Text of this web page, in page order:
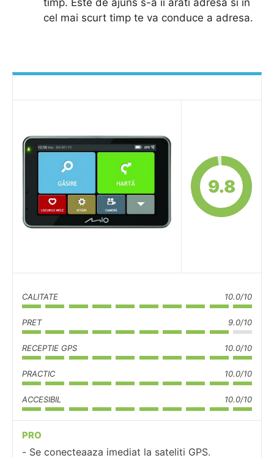
cel mai scurt timp te va conduce a adresa.
9.8
CALITATE 10.0/10
PRET 9.0/10
RECEPTIE GPS 10.0/10
PRACTIC 10.0/10
ACCESIBIL 10.0/10
PRO
Se conecteaaza imediat la sateliti GPS.